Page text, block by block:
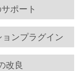
ポート
ョンプラグイン
改良